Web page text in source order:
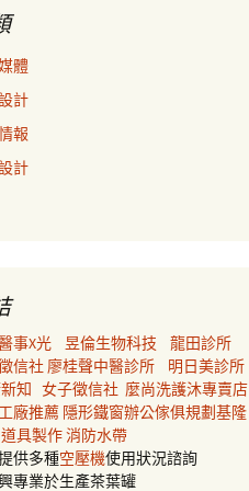
體
計
報
計
事X光 昱倫生物科技
龍田診所
信社 廖桂聲中醫診所
明日美診所
知 女子徵信社 麼尚洗護沐專賣店
廠推薦 隱形鐵窗辦公傢俱規劃基隆
道具製作消防水帶
供多種空壓機使用狀況諮詢
專業於生產茶葉罐